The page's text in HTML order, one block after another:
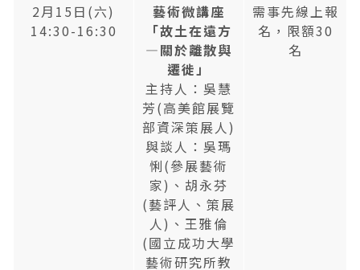
2月15日(六)
14:30-16:30
藝術微講座
「故土在遠方
—關於離散與
遷徙」
主持人：吳慧
芳(高美館展覽
部資深策展人)
與談人：吳瑪
悧(參展藝術
家)、胡永芬
(藝評人、策展
人)、王雅倫
(國立成功大學
藝術研究所教
需事先線上報
名，限額30
名